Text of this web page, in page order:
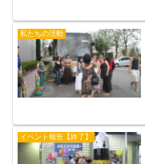
私たちの活動
イベント報告【終了】